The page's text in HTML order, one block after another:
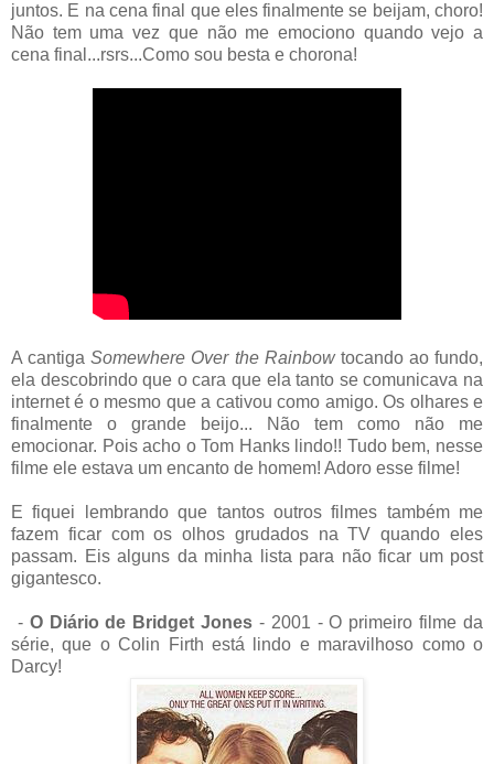
juntos. E na cena final que eles finalmente se beijam, choro!
Não tem uma vez que não me emociono quando vejo a
cena final...rsrs...Como sou besta e chorona!
A cantigaSomewhere Over the Rainbowtocando ao fundo,
ela descobrindo que o cara que ela tanto se comunicava na
internet é o mesmo que a cativou como amigo. Os olhares e
finalmente o grande beijo... Não tem como não me
emocionar. Pois acho o Tom Hanks lindo!! Tudo bem, nesse
filme ele estava um encanto de homem! Adoro esse filme!
E fiquei lembrando que tantos outros filmes também me
fazem ficar com os olhos grudados na TV quando eles
passam. Eis alguns da minha lista para não ficar um post
gigantesco.
- O Diário de Bridget Jones - 2001 - O primeiro filme da
série, que o Colin Firth está lindo e maravilhoso como o
Darcy!